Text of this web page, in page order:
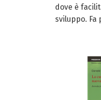
dove è
sviluppo. Fa